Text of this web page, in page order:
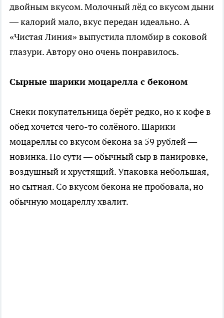
двойным вкусом. Молочный лёд со вкусом дыни
— калорий мало, вкус передан идеально. А
«Чистая Линия» выпустила пломбир в соковой
глазури. Автору оно очень понравилось.
Сырные шарики моцарелла с беконом
Снеки покупательница берёт редко, но к кофе в
обед хочется чего-то солёного. Шарики
моцареллы со вкусом бекона за 59 рублей —
новинка. По сути — обычный сыр в панировке,
воздушный и хрустящий. Упаковка небольшая,
но сытная. Со вкусом бекона не пробовала, но
обычную моцареллу хвалит.